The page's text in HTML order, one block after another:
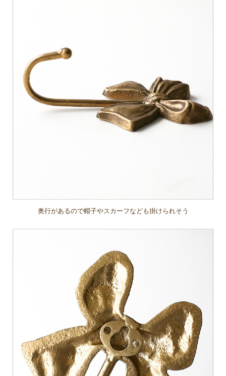
奥行があるので帽子やスカーフなども掛けられそう